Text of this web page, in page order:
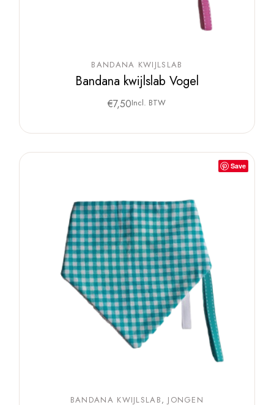
BANDANA KWIJLSLAB
Bandana kwijlslab Vogel
€7,50Incl. BTW
Save
BANDANA KWIJLSLAB JONGEN